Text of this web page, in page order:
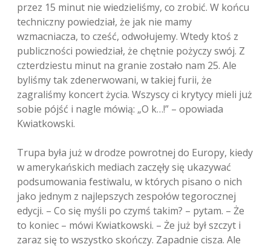
przez 15 minut nie wiedzieliśmy, co zrobić. W końcu
techniczny powiedział, że jak nie mamy
wzmacniacza, to cześć, odwołujemy. Wtedy ktoś z
publiczności powiedział, że chętnie pożyczy swój. Z
czterdziestu minut na granie zostało nam 25. Ale
byliśmy tak zdenerwowani, w takiej furii, że
zagraliśmy koncert życia. Wszyscy ci krytycy mieli już
sobie pójść i nagle mówią: „O k…!” – opowiada
Kwiatkowski.
Trupa była już w drodze powrotnej do Europy, kiedy
w amerykańskich mediach zaczęły się ukazywać
podsumowania festiwalu, w których pisano o nich
jako jednym z najlepszych zespołów tegorocznej
edycji. – Co się myśli po czymś takim? – pytam. – Że
to koniec – mówi Kwiatkowski. – Że już był szczyt i
zaraz się to wszystko skończy. Zapadnie cisza. Ale